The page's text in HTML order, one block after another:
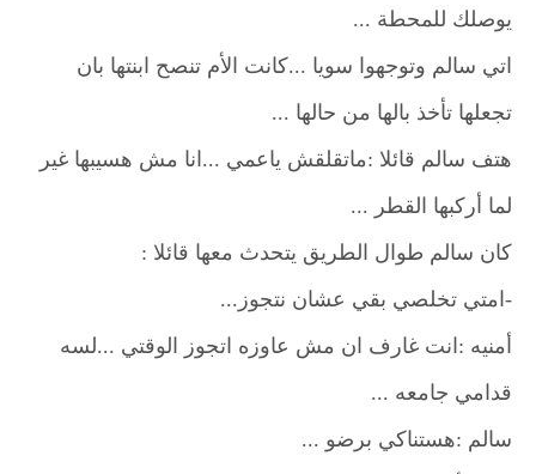
يوصلك للمحطة ...
اتي سالم وتوجهوا سويا ...كانت الأم تنصح ابنتها بان
تجعلها تأخذ بالها من حالها ...
هتف سالم قائلا :ماتقلقش ياعمي ...انا مش هسيبها غير
لما أركبها القطر ...
كان سالم طوال الطريق يتحدث معها قائلا :
-امتي تخلصي بقي عشان نتجوز...
أمنيه :انت غارف ان مش عاوزه اتجوز الوقتي ...لسه
قدامي جامعه ...
سالم :هستناكي برضو ...